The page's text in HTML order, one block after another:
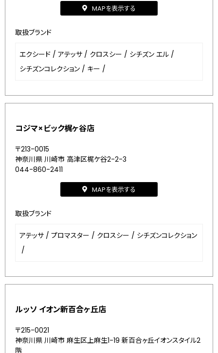
MAPを表示する
取扱ブランド
エクシード / アテッサ / クロスシー / シチズン エル /
シチズンコレクション / キー /
コジマ×ビック梶ヶ谷店
〒213-0015
神奈川県 川崎市 高津区梶ケ谷2-2-3
044-860-2411
MAPを表示する
取扱ブランド
アテッサ / プロマスター / クロスシー / シチズンコレクション
/
ルッソ イオン新百合ヶ丘店
〒215-0021
神奈川県 川崎市 麻生区上麻生1-19 新百合ヶ丘イオンスタイル2
階